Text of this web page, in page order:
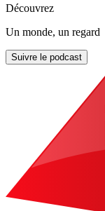
Découvrez
Un monde, un regard
Suivre le podcast